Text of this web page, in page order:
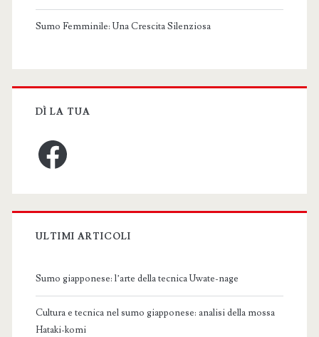
Sumo Femminile: Una Crescita Silenziosa
DÌ LA TUA
Facebook
ULTIMI ARTICOLI
Sumo giapponese: l’arte della tecnica Uwate-nage
Cultura e tecnica nel sumo giapponese: analisi della mossa
Hataki-komi